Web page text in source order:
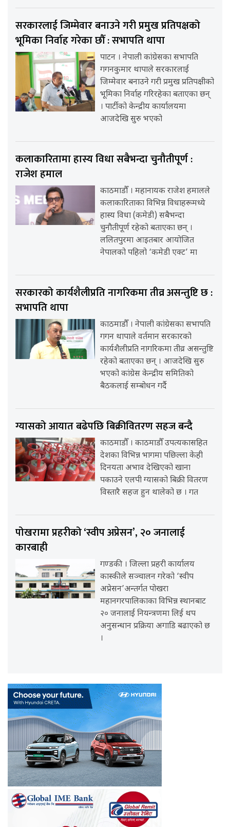
सरकारलाई जिम्मेवार बनाउने गरी प्रमुख प्रतिपक्षको
भूमिका निर्वाह गरेका छौँ : सभापति थापा
पाटन । नेपाली कांग्रेसका सभापति
गगनकुमार थापाले सरकारलाई
जिम्मेवार बनाउने गरी प्रमुख प्रतिपक्षीको
भूमिका निर्वाह गरिरहेका बताएका छन्
। पार्टीको केन्द्रीय कार्यालयमा
आजदेखि सुरु भएको
कलाकारितामा हास्य विधा सबैभन्दा चुनौतीपूर्ण :
राजेश हमाल
काठमाडौँ । महानायक राजेश हमालले
कलाकारिताका विभिन्न विधाहरूमध्ये
हास्य विधा (कमेडी) सबैभन्दा
चुनौतीपूर्ण रहेको बताएका छन् ।
ललितपुरमा आइतबार आयोजित
नेपालको पहिलो ‘कमेडी एक्ट’ मा
सरकारको कार्यशैलीप्रति नागरिकमा तीव्र असन्तुष्टि छ :
सभापति थापा
काठमाडौँ । नेपाली कांग्रेसका सभापति
गगन थापाले वर्तमान सरकारको
कार्यशैलीप्रति नागरिकमा तीव्र असन्तुष्टि
रहेको बताएका छन् । आजदेखि सुरु
भएको कांग्रेस केन्द्रीय समितिको
बैठकलाई सम्बोधन गर्दै
ग्यासको आयात बढेपछि बिक्रीवितरण सहज बन्दै
काठमाडौँ । काठमाडौँ उपत्यकासहित
देशका विभिन्न भागमा पछिल्ला केही
दिनयता अभाव देखिएको खाना
पकाउने एलपी ग्यासको बिक्री वितरण
विस्तारै सहज हुन थालेको छ । गत
पोखरामा प्रहरीको ‘स्वीप अप्रेसन’, २० जनालाई
कारबाही
गण्डकी । जिल्ला प्रहरी कार्यालय
कास्कीले सञ्चालन गरेको ‘स्वीप
अप्रेसन’अन्तर्गत पोखरा
महानगरपालिकाका विभिन्न स्थानबाट
२० जनालाई नियन्त्रणमा लिई थप
अनुसन्धान प्रक्रिया अगाडि बढाएको छ
।